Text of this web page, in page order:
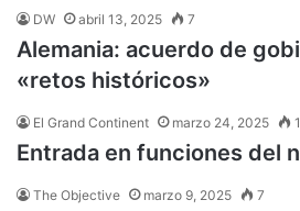
DW abril 13, 2025 7
Alemania: acuerdo de
«retos históricos»
El Grand Continent marzo 24, 2025
Entrada en funciones del
The Objective marzo 9, 2025 7